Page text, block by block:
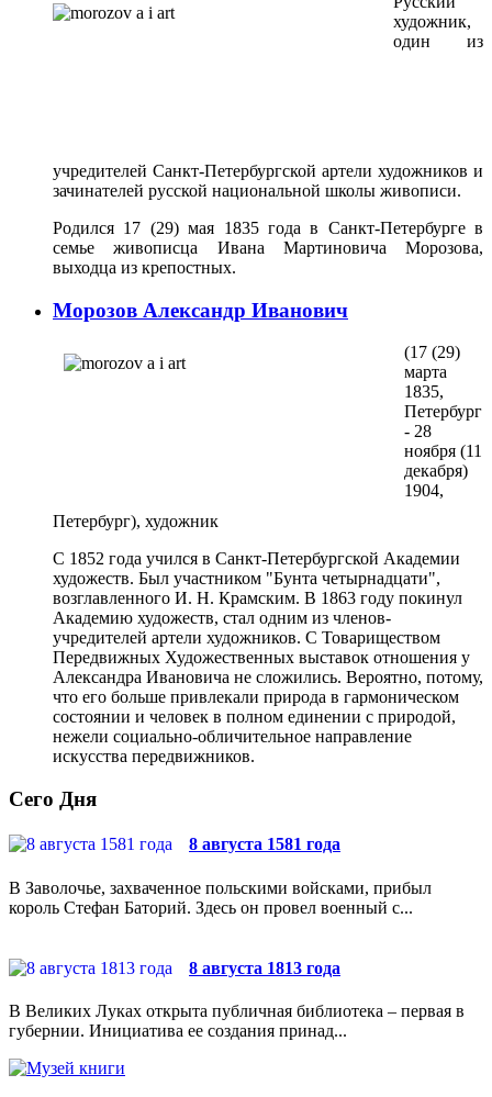
художник,
один из
учредителей Санкт-Петербургской артели художников и
зачинателей русской национальной школы живописи.
Родился 17 (29) мая 1835 года в Санкт-Петербурге в
семье живописца Ивана Мартиновича Морозова,
выходца из крепостных.
Морозов Александр Иванович
(17 (29)
марта
1835,
Петербург
- 28
ноября (11
декабря)
1904,
Петербург), художник
С 1852 года учился в Санкт-Петербургской Академии
художеств. Был участником "Бунта четырнадцати",
возглавленного И. Н. Крамским. В 1863 году покинул
Академию художеств, стал одним из членов-
учредителей артели художников. С Товариществом
Передвижных Художественных выставок отношения у
Александра Ивановича не сложились. Вероятно, потому,
что его больше привлекали природа в гармоническом
состоянии и человек в полном единении с природой,
нежели социально-обличительное направление
искусства передвижников.
Сего Дня
8 августа 1581 года
В Заволочье, захваченное польскими войсками, прибыл
король Стефан Баторий. Здесь он провел военный с...
8 августа 1813 года
В Великих Луках открыта публичная библиотека – первая в
губернии. Инициатива ее создания принад...